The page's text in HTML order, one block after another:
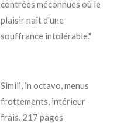
contrées méconnues où le
plaisir naît d'une
souffrance intolérable."
Simili, in octavo, menus
frottements, intérieur
frais. 217 pages